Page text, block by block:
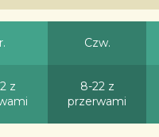
Czw.
z
8-22 z
przerwami